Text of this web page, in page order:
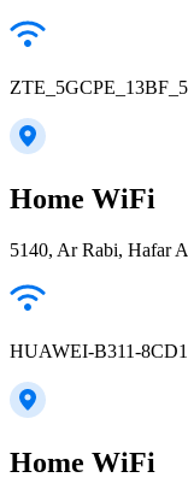
Home WiFi
5140, Ar Rabi, Hafar
HUAWEI-B311-8CD1
Home WiFi